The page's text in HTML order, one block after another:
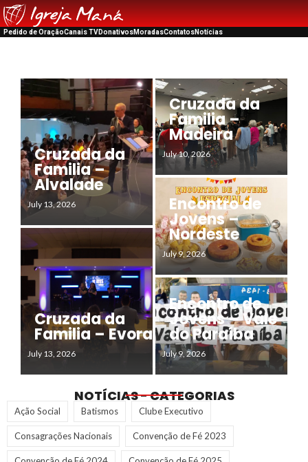
Pedido de OraçãoCanais TVDonativosMoradasContatosNotícias
Cruzada da
Familia –
Alvalade
July 13, 2026
Cruzada da
Familia – Evora
July 13, 2026
Cruzada da
Familia –
Madeira
July 10, 2026
Encontro de
Jovens –
Nordeste
July 9, 2026
Encontro de
Jovens – Vale
do Paraíba
July 9, 2026
NOTÍCIAS - CATEGORIAS
Ação Social Batismos Clube Executivo
Consagrações Nacionais Convenção de Fé 2023